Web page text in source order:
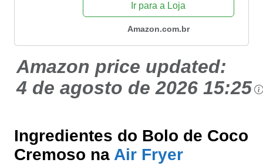
Ir para a Loja
Amazon.com.br
Amazon price updated:
4 de agosto de 2026 15:25
Ingredientes do Bolo de Coco
Cremoso na Air Fryer